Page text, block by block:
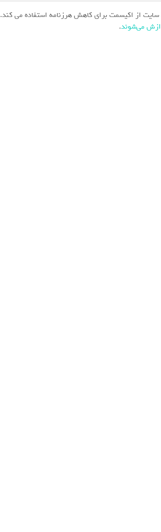
سایت از اکیسمت برای کاهش هرزنامه استفاده می کند.
می‌شوند.